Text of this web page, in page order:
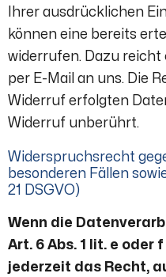
Ihrer ausdrücklichen
können eine bereits
widerrufen. Dazu
per E-Mail an uns. Die
Widerruf erfolgten
Widerruf unberührt.
Widerspruchsrecht
besonderen Fällen
21 DSGVO)
Wenn die
Art. 6 Abs. 1 lit. e oder
jederzeit das Recht,